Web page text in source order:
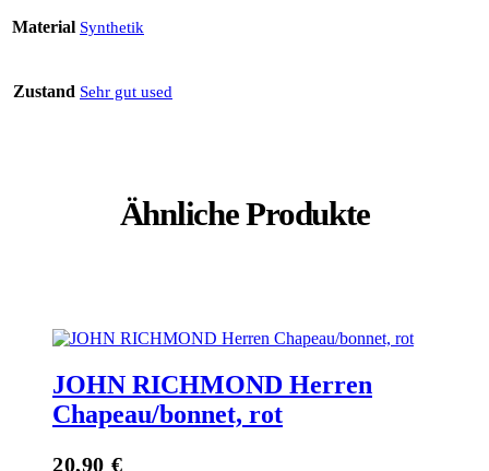
Material Synthetik
Zustand Sehr gut used
Ähnliche Produkte
JOHN RICHMOND Herren
Chapeau/bonnet, rot
20,90 €